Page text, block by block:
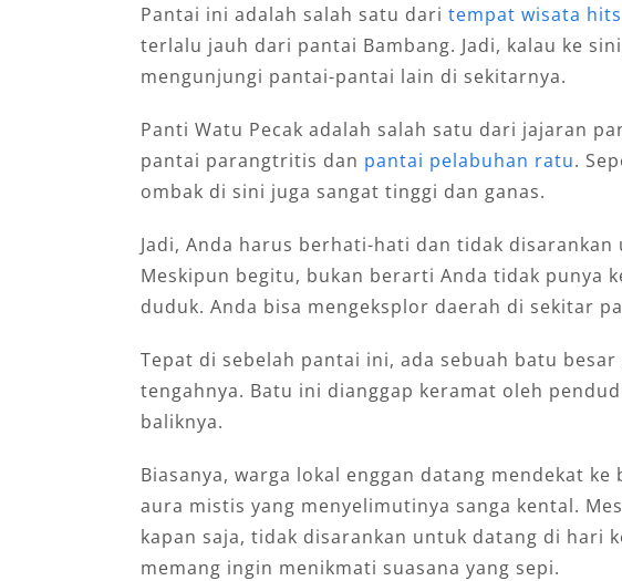
Pantai ini adalah salah satu dari tempat wisata
terlalu jauh dari pantai Bambang. Jadi, kalau ke
mengunjungi pantai-pantai lain di sekitarnya.
Panti Watu Pecak adalah salah satu dari jajaran
pantai parangtritis dan pantai pelabuhan ratu.
ombak di sini juga sangat tinggi dan ganas.
Jadi, Anda harus berhati-hati dan tidak
Meskipun begitu, bukan berarti Anda tidak punya
duduk. Anda bisa mengeksplor daerah di sekitar
Tepat di sebelah pantai ini, ada sebuah batu
tengahnya. Batu ini dianggap keramat oleh
baliknya.
Biasanya, warga lokal enggan datang mendekat
aura mistis yang menyelimutinya sanga kental.
kapan saja, tidak disarankan untuk datang di hari
memang ingin menikmati suasana yang sepi.